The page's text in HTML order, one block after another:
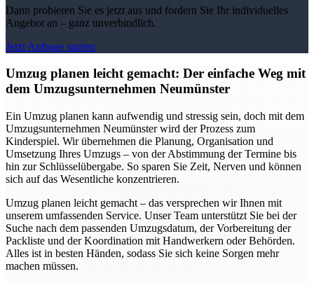
Dann probieren Sie es jetzt aus und fordern Sie Ihr individuelles
Angebot an – ganz unverbindlich.
Jetzt Anfrage starten
Umzug planen leicht gemacht: Der einfache Weg mit
dem Umzugsunternehmen Neumünster
Ein Umzug planen kann aufwendig und stressig sein, doch mit dem
Umzugsunternehmen Neumünster wird der Prozess zum
Kinderspiel. Wir übernehmen die Planung, Organisation und
Umsetzung Ihres Umzugs – von der Abstimmung der Termine bis
hin zur Schlüsselübergabe. So sparen Sie Zeit, Nerven und können
sich auf das Wesentliche konzentrieren.
Umzug planen leicht gemacht – das versprechen wir Ihnen mit
unserem umfassenden Service. Unser Team unterstützt Sie bei der
Suche nach dem passenden Umzugsdatum, der Vorbereitung der
Packliste und der Koordination mit Handwerkern oder Behörden.
Alles ist in besten Händen, sodass Sie sich keine Sorgen mehr
machen müssen.